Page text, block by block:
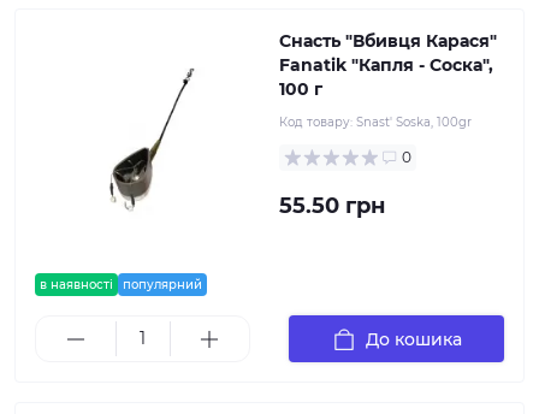
в наявності популярний
Снасть "Вбивця Карася"
Fanatik "Капля - Соска",
100 г
Код товару: Snast' Soska, 100gr
0
55.50 грн
До кошика